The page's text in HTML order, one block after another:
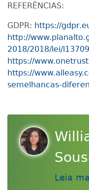
REFERÊNCIAS:
GDPR: https://
http://
2018/2018/lei/
https://
https://
semelhancas-
Leia